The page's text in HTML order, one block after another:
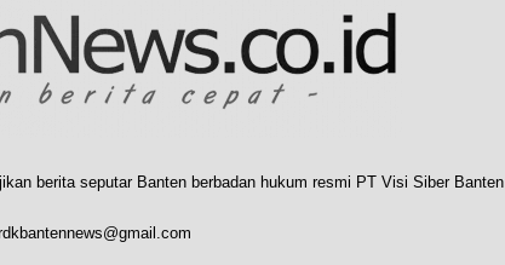
berita seputar Banten berbadan hukum resmi PT Visi Siber Banten